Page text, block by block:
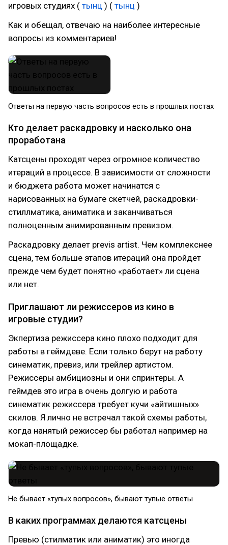
игровых студиях ( тынц ) ( тынц )
Как и обещал, отвечаю на наиболее интересные
вопросы из комментариев!
Ответы на первую часть вопросов есть в прошлых постах
Кто делает раскадровку и насколько она
проработана
Катсцены проходят через огромное количество
итераций в процессе. В зависимости от сложности
и бюджета работа может начинатся с
нарисованных на бумаге скетчей, раскадровки-
стиллматика, аниматика и заканчиваться
полноценным анимированным превизом.
Раскадровку делает previs artist. Чем комплекснее
сцена, тем больше этапов итераций она пройдет
прежде чем будет понятно «работает» ли сцена
или нет.
Приглашают ли режиссеров из кино в
игровые студии?
Экпертиза режиссера кино плохо подходит для
работы в геймдеве. Если только берут на работу
синематик, превиз, или трейлер артистом.
Режиссеры амбициозны и они спринтеры. А
геймдев это игра в очень долгую и работа
синематик режиссера требует кучи «айтишных»
скилов. Я лично не встречал такой схемы работы,
когда нанятый режиссер бы работал например на
мокап-площадке.
Не бывает «тупых вопросов», бывают тупые ответы
В каких программах делаются катсцены
Превью (стилматик или аниматик) это иногда